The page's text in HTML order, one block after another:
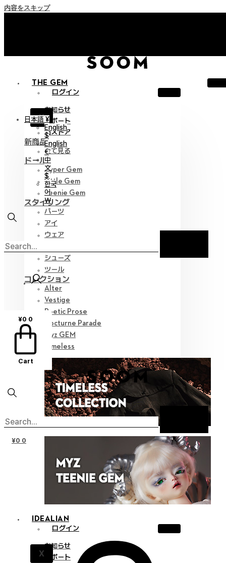
内容をスキップ
THE GEM
ログイン
X
お知らせ
サポート
旧ストア
新商品
全て見る
ドール
Hyper Gem
Little Gem
Teenie Gem
スタイリング
パーツ
アイ
ウェア
シューズ
ツール
コレクション
Alter
Vestige
Poetic Prose
Nocturne Parade
Myz GEM
Timeless
IDEALIAN
ログイン
X
お知らせ
サポート
日本語 ¥
English
$
English
€
中
文
$
한국
어
￦
¥0 0
Cart
¥0 0